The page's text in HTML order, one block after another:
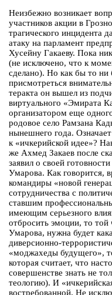
Неизбежно возникает
участников акции в
трагического инцидента
атаку на парламент
Хусейну Гакаеву. Пока
(не исключено, что к
сделано). Но как бы то ни
присмотреться
теракта он вышел из
виртуального «Эмирата
организатором еще
родовое село Рамзана
нынешнего года.
к «ичкерийской идее»?
же Ахмед Закаев после
заявил о своей
Умарова. Как говорится,
командиры «новой
сотрудничества с
ставшим
имеющим серьезного
отбросить эмоции, то той
Умарова, нужна будет
диверсионно-
«моджахеды будущего»,
которая считает, что
совершенстве знать не
теологию). И
востребованной. Не